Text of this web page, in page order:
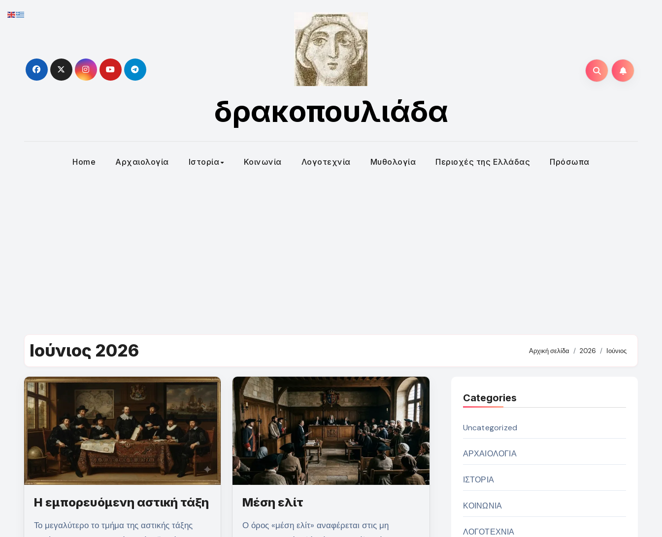
to
δρακοπουλιάδα
Home Αρχαιολογία Ιστορία Κοινωνία Λογοτεχνία Μυθολογία Περιοχές της Ελλάδας Πρόσωπα
Ιούνιος 2026 Αρχική σελίδα 2026 Ιούνιος
Η εμπορευόμενη αστική τάξη
Το μεγαλύτερο το τμήμα της αστικής τάξης
Μέση ελίτ
Ο όρος «μέση ελίτ» αναφέρεται στις μη
Categories
Uncategorized
ΑΡΧΑΙΟΛΟΓΙΑ
ΙΣΤΟΡΙΑ
ΚΟΙΝΩΝΙΑ
ΛΟΓΟΤΕΧΝΙΑ